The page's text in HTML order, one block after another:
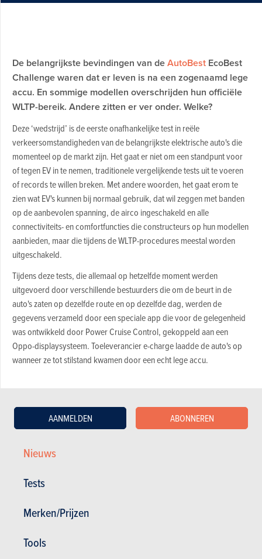
Nieuws
Tests
Merken/Prijzen
Tools
AANMELDEN ABONNEREN
De belangrijkste bevindingen van deAutoBest EcoBest
Challenge waren dat er leven is na een zogenaamd lege
accu. En sommige modellen overschrijden hun officiële
WLTP-bereik. Andere zitten er ver onder. Welke?
Deze ‘wedstrijd’ is de eerste onafhankelijke test in reële
verkeersomstandigheden van de belangrijkste elektrische auto's die
momenteel op de markt zijn. Het gaat er niet om een standpunt voor
of tegen EV in te nemen, traditionele vergelijkende tests uit te voeren
of records te willen breken. Met andere woorden, het gaat erom te
zien wat EV's kunnen bij normaal gebruik, dat wil zeggen met banden
op de aanbevolen spanning, de airco ingeschakeld en alle
connectiviteits- en comfortfuncties die constructeurs op hun modellen
aanbieden, maar die tijdens de WLTP-procedures meestal worden
uitgeschakeld.
Tijdens deze tests, die allemaal op hetzelfde moment werden
uitgevoerd door verschillende bestuurders die om de beurt in de
auto's zaten op dezelfde route en op dezelfde dag, werden de
gegevens verzameld door een speciale app die voor de gelegenheid
was ontwikkeld door Power Cruise Control, gekoppeld aan een
Oppo-displaysysteem. Toeleverancier e-charge laadde de auto's op
wanneer ze tot stilstand kwamen door een echt lege accu.
Een van de doelstellingen van de test was na te gaan hoeveel
SOC (State of Charge) aangeeft. 12 van de 14 geteste auto’s bleken
echter de brui aan zodra 0% werd weergegeven
Aiways U5: 0 km
Audi Q4 e-Tron 40S
BMW i4 eDrive 40